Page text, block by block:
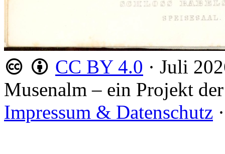
CC BY 4.0 · Juli
Musenalm – ein Projekt der
Impressum & Datenschutz ·